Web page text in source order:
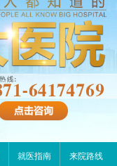
就医指南 来院路线